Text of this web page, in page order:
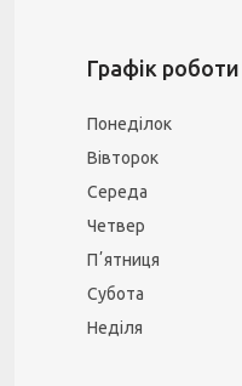
Графік роботи
Понеділок
Вівторок
Середа
Четвер
Пʼятниця
Субота
Неділя